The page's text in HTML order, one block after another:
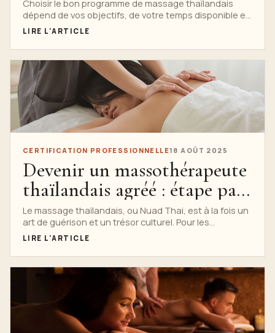
thaïlandais vous convient le
mieux ?
Choisir le bon programme de massage thaïlandais
dépend de vos objectifs, de votre temps disponible et
de vos aspirations professionnelles. Chez Nuad...
LIRE L'ARTICLE
CERTIFICATION PROFESSIONNELLE18 AOÛT 2025
Devenir un massothérapeute
thaïlandais agréé : étape par
étape
Le massage thaïlandais, ou Nuad Thai, est à la fois un
art de guérison et un trésor culturel. Pour les
passionnés...
LIRE L'ARTICLE